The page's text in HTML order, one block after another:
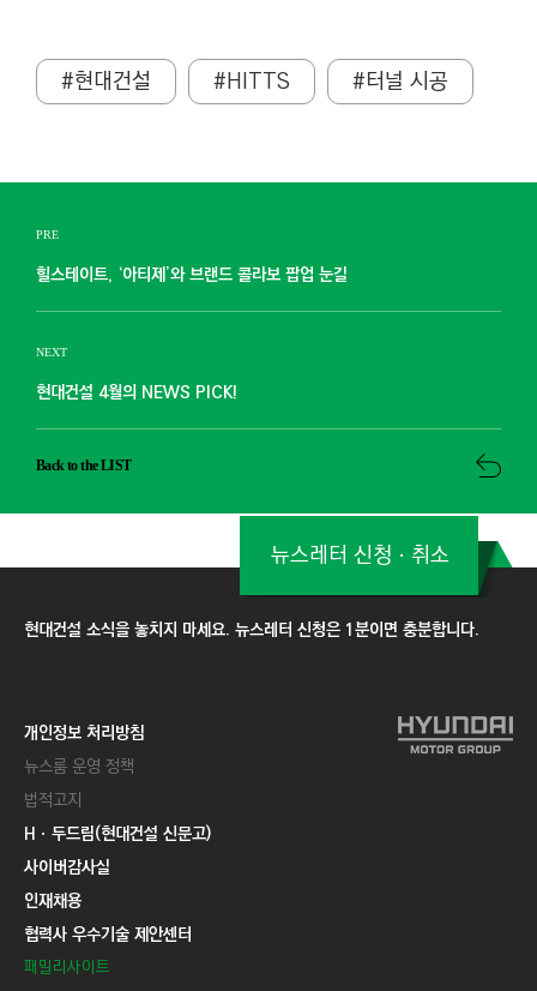
#현대건설 #HITTS #터널 시공
PRE
힐스테이트, ‘아티제’와 브랜드 콜라보 팝업 눈길
NEXT
현대건설 4월의 NEWS PICK!
Back to the LIST
현대건설 소식을 놓치지 마세요. 뉴스레터 신청은 1분이면 충분합니다.
뉴스레터 신청ㆍ취소
개인정보 처리방침
뉴스룸 운영 정책
법적고지
Hㆍ두드림(현대건설 신문고)
사이버감사실
인재채용
협력사 우수기술 제안센터
패밀리사이트